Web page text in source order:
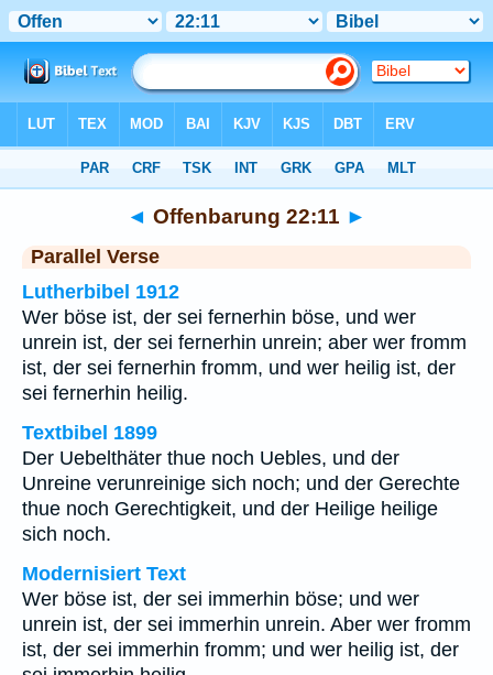
◄ Offenbarung 22:11 ►
Parallel Verse
Lutherbibel 1912
Wer böse ist, der sei fernerhin böse, und wer
unrein ist, der sei fernerhin unrein; aber wer fromm
ist, der sei fernerhin fromm, und wer heilig ist, der
sei fernerhin heilig.
Textbibel 1899
Der Uebelthäter thue noch Uebles, und der
Unreine verunreinige sich noch; und der Gerechte
thue noch Gerechtigkeit, und der Heilige heilige
sich noch.
Modernisiert Text
Wer böse ist, der sei immerhin böse; und wer
unrein ist, der sei immerhin unrein. Aber wer fromm
ist, der sei immerhin fromm; und wer heilig ist, der